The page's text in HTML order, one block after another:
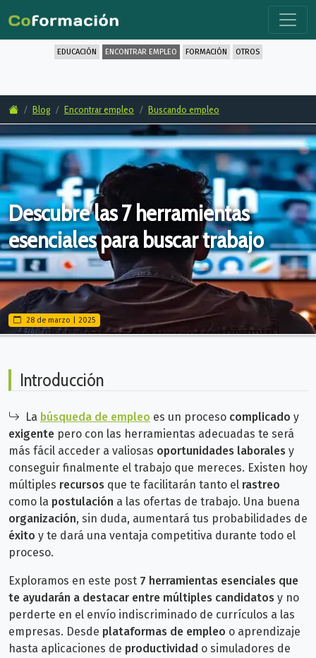
EDUCACIÓN ENCONTRAR EMPLEO FORMACIÓN OTROS
Blog Encontrar empleo Buscando empleo
Descubre las 7 herramientas
esenciales para buscar trabajo
28 de marzo | 2025
Introducción
La búsqueda de empleo es un proceso complicado y
exigente pero con las herramientas adecuadas te será
más fácil acceder a valiosas oportunidades laborales y
conseguir finalmente el trabajo que mereces. Existen hoy
múltiples recursos que te facilitarán tanto el rastreo
como la postulación a las ofertas de trabajo. Una buena
organización, sin duda, aumentará tus probabilidades de
éxito y te dará una ventaja competitiva durante todo el
proceso.
Exploramos en este post 7 herramientas esenciales que
te ayudarán a destacar entre múltiples candidatos y no
perderte en el envío indiscriminado de currículos a las
empresas. Desde plataformas de empleo o aprendizaje
hasta aplicaciones de productividad o simuladores de